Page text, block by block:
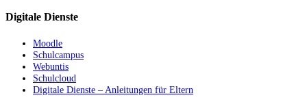
Digitale Dienste
Moodle
Schulcampus
Webuntis
Schulcloud
Digitale Dienste – Anleitungen für Eltern